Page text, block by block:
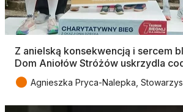
Z anielską konsekwencją i sercem
Dom Aniołów Stróżów uskrzydla
● Agnieszka Pryca-Nalepka,